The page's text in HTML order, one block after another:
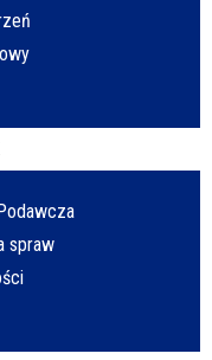
spraw